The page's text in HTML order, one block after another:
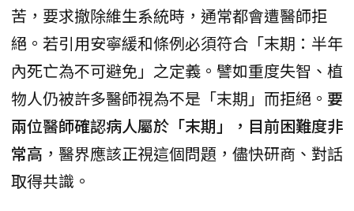
苦，要求撤除維生系統時，通常都會遭醫師拒
絕。若引用安寧緩和條例必須符合「末期：半年
內死亡為不可避免」之定義。譬如重度失智、植
物人仍被許多醫師視為不是「末期」而拒絕。 要
兩位醫師確認病人屬於「末期」，目前困難度非
常高 ，醫界應該正視這個問題，儘快研商、對話
取得共識。